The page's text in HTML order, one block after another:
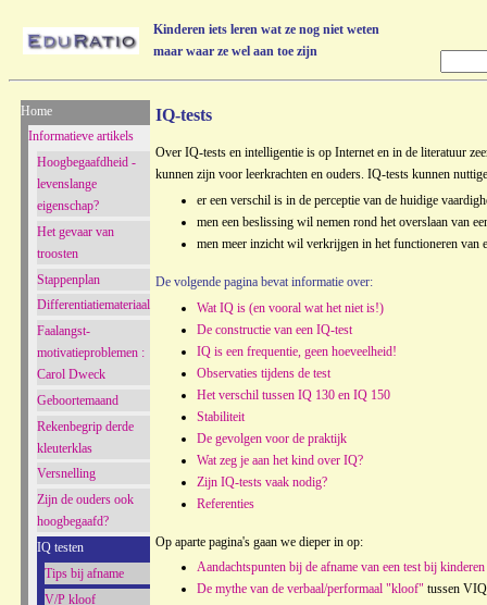
Kinderen iets leren wat ze nog niet weten
maar waar ze wel aan toe zijn
Home
Informatieve artikels
Hoogbegaafdheid -
levenslange
eigenschap?
Het gevaar van
troosten
Stappenplan
Differentiatiemateriaal
Faalangst-
motivatieproblemen :
Carol Dweck
Geboortemaand
Rekenbegrip derde
kleuterklas
Versnelling
Zijn de ouders ook
hoogbegaafd?
IQ testen
Tips bij afname
V/P kloof
IQ-tests
Over IQ-tests en intelligentie is op Internet en in de literatuur
kunnen zijn voor leerkrachten en ouders. IQ-tests kunnen
er een verschil is in de perceptie van de huidige
men een beslissing wil nemen rond het overslaan van
men meer inzicht wil verkrijgen in het functioneren van
De volgende pagina bevat informatie over:
Wat IQ is (en vooral wat het niet is!)
De constructie van een IQ-test
IQ is een frequentie, geen hoeveelheid!
Observaties tijdens de test
Het verschil tussen IQ 130 en IQ 150
Stabiliteit
De gevolgen voor de praktijk
Wat zeg je aan het kind over IQ?
Zijn IQ-tests vaak nodig?
Referenties
Op aparte pagina's gaan we dieper in op:
Aandachtspunten bij de afname van een test bij
De mythe van de verbaal/performaal "kloof"tussen